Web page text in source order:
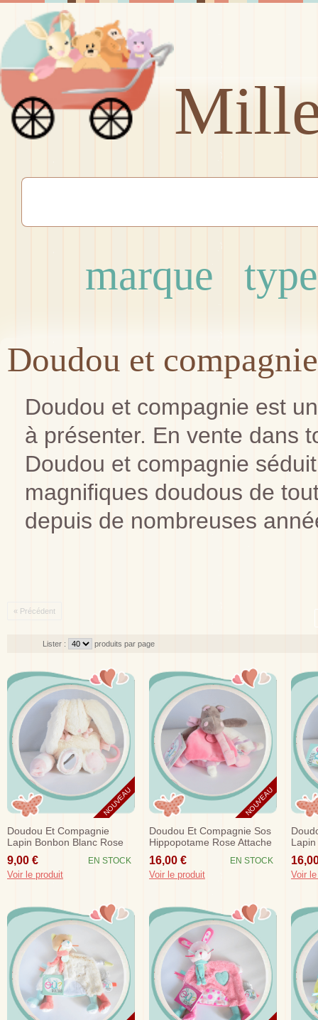
marque type
Doudou et compagnie
Doudou et compagnie est
à présenter. En vente dans
Doudou et compagnie
magnifiques doudous de
depuis de nombreuses
« Précédent
Lister : produits par page
NOUVEAU
Doudou Et Compagnie
Lapin Bonbon Blanc Rose
Eveil Hochet
9,00 € EN STOCK
Voir le produit
NOUVEAU
Doudou Et Compagnie Sos
Hippopotame Rose Attache
Tetine Plat T'es Ou...
16,00 € EN STOCK
Voir le produit
Plat
Voir